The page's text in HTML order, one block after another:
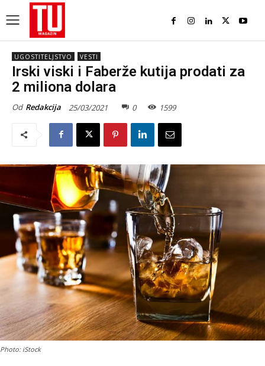
UGOSTITELJSTVO VESTI
Irski viski i Faberže kutija prodati za
2 miliona dolara
Od Redakcija 25/03/2021 0 1599
Photo: iStock